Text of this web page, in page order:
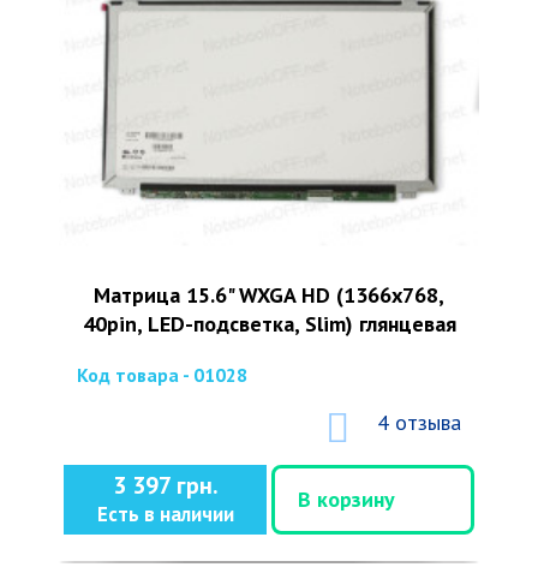
Матрица 15.6" WXGA HD (1366x768,
40pin, LED-подсветка, Slim) глянцевая
Код товара - 01028
4 отзыва
3 397 грн.
Есть в наличии
В корзину